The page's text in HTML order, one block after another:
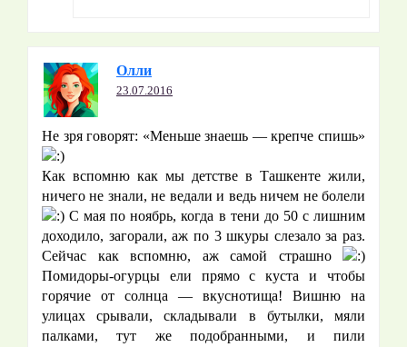
Олли
23.07.2016
Не зря говорят: «Меньше знаешь — крепче спишь»
Как вспомню как мы детстве в Ташкенте жили,
ничего не знали, не ведали и ведь ничем не болели
С мая по ноябрь, когда в тени до 50 с лишним
доходило, загорали, аж по 3 шкуры слезало за раз.
Сейчас как вспомню, аж самой страшно
Помидоры-огурцы ели прямо с куста и чтобы
горячие от солнца — вкуснотища! Вишню на
улицах срывали, складывали в бутылки, мяли
палками, тут же подобранными, и пили